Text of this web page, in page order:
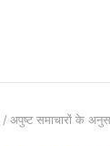
/ अपुष्ट समाचारों के